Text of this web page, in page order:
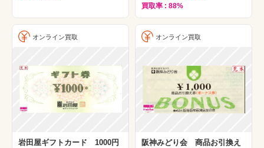
買取率 : 88%
オンライン買取
岩田屋ギフトカード 1000円
オンライン買取
阪神みどり会 商品お引換え